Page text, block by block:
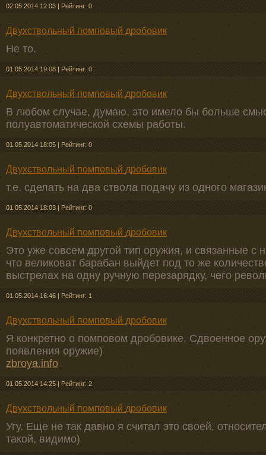
02.05.2014 12:03 | Рейтинг: 0
Двухствольный помповый дробовик
Не то.
01.05.2014 19:08 | Рейтинг: 0
Двухствольный помповый дробовик
В любом случае, думаю, это имело бы больше
полуавтоматической схемы работы.
01.05.2014 18:05 | Рейтинг: 0
Двухствольный помповый дробовик
т.е. сделать на два ствола подачу из одного
01.05.2014 18:03 | Рейтинг: 0
Двухствольный помповый дробовик
Это уже совсем другой тип оружия, и связанные
что великоват барабан выйдет под то же
выстрелах на одну ручную перезарядку, чего
01.05.2014 16:46 | Рейтинг: 1
Двухствольный помповый дробовик
Я конкретно о помповом дробовике. Сдвоенное
появления оружие)
zbroya.info
01.05.2014 14:25 | Рейтинг: 2
Двухствольный помповый дробовик
Угу. Еще не так давно я считал это своей,
такой, видимо)